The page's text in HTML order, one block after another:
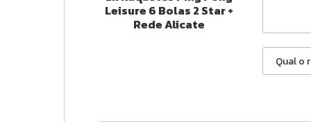
Leisure 6 Bolas 2 Star +
Rede Alicate